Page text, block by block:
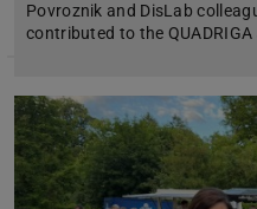
Povroznik and DisLab
contributed to the